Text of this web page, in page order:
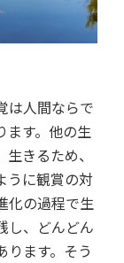
は人間ならで
ます。他の生
きるため、
うに観賞の対
化の過程で生
し、どんどん
ります。そう